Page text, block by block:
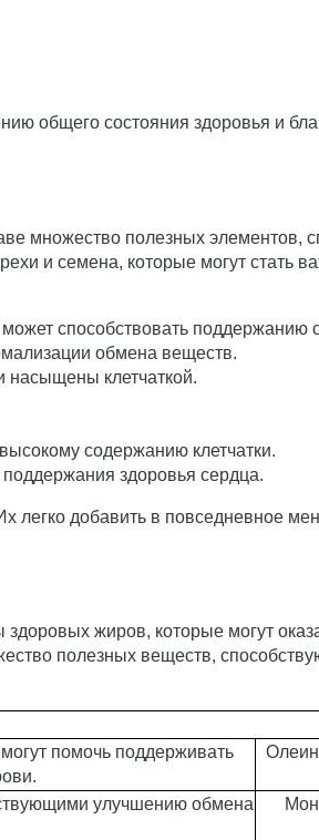
общего состояния здоровья и
множество полезных элементов,
и семена, которые могут стать
способствовать поддержанию
обмена веществ.
насыщены клетчаткой.
содержанию клетчатки.
здоровья сердца.
легко добавить в повседневное
жиров, которые могут
полезных веществ,
помочь поддерживать
улучшению обмена